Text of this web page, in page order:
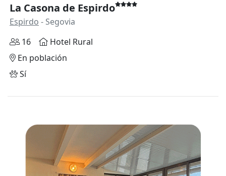
La Casona de Espirdo
Espirdo - Segovia
16
Hotel Rural
En población
Sí